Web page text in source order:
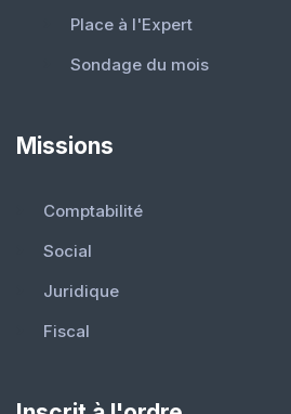
Place à l'Expert
Sondage du mois
Missions
Comptabilité
Social
Juridique
Fiscal